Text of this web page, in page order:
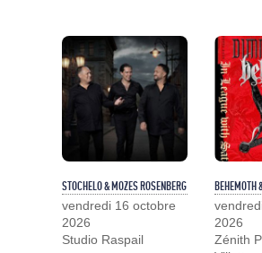
STOCHELO & MOZES ROSENBERG
vendredi 16 octobre
2026
Studio Raspail
BEHEMOTH
2026
Zénith